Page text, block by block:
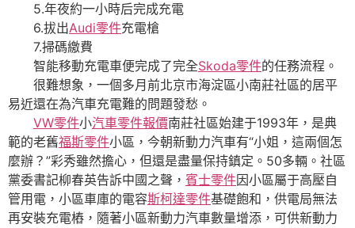
5.年夜約一小時后完成充電
6.拔出Audi零件充電槍
7.掃碼繳費
智能移動充電車便完成了完全Skoda零件的任務流程。
很難想象，一個多月前北京市海淀區小南莊社區的居平
易近還在為汽車充電難的問題發愁。
VW零件小汽車零件報價南莊社區始建于1993年，是典
範的老舊福斯零件小區，今朝新動力汽車有“小姐，這兩個怎
麼辦？”彩秀雖然擔心，但還是盡量保持鎮定。50多輛。社區
黨委書記柳春英告訴中國之聲， 賓士零件因小區屬于高壓自
管用電，小區車庫的電容斯柯達零件基礎飽和，供電局無法
再安裝充電樁，隨著小區新動力汽車數量增添，可供新動力